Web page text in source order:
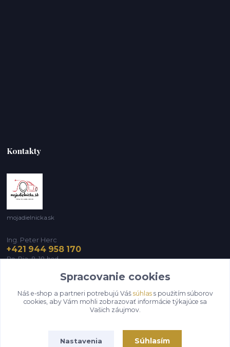
Kontakty
mojadielnicka.sk
Ing. Peter Herc
+421 944 958 170
Po-Pia, 8-18 hod.
infomojadielnicka@gmail.com
Spracovanie cookies
Náš e-shop a partneri potrebujú Váš súhlass použitím súborov
cookies, aby Vám mohli zobrazovať informácie týkajúce sa
Vašich záujmov.
Nastavenia Súhlasím